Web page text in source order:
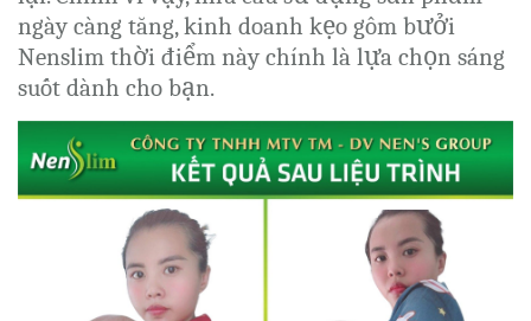
ngày càng tăng, kinh doanh kẹo gôm bưởi
Nenslim thời điểm này chính là lựa chọn sáng
suốt dành cho bạn.